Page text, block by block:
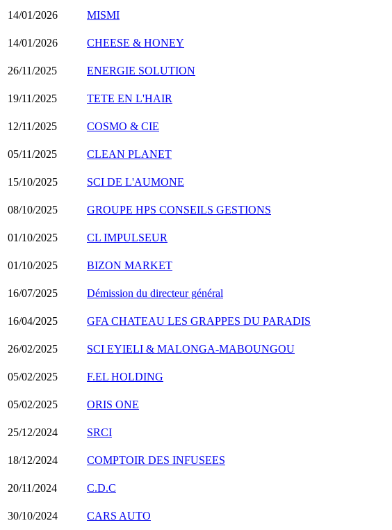
14/01/2026 MISMI
14/01/2026 CHEESE & HONEY
26/11/2025
ENERGIE SOLUTION
19/11/2025 TETE EN L'HAIR
12/11/2025 COSMO & CIE
05/11/2025 CLEAN PLANET
15/10/2025 SCI DE L'AUMONE
08/10/2025
GROUPE HPS CONSEILS GESTIONS
01/10/2025
CL IMPULSEUR
01/10/2025 BIZON MARKET
16/07/2025
Démission du directeur général
16/04/2025
GFA CHATEAU LES GRAPPES DU PARADIS
26/02/2025 SCI EYIELI & MALONGA-MABOUNGOU
05/02/2025 F.EL HOLDING
05/02/2025 ORIS ONE
25/12/2024 SRCI
18/12/2024
COMPTOIR DES INFUSEES
20/11/2024 C.D.C
30/10/2024 CARS AUTO